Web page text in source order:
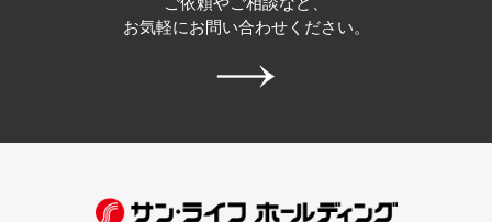
お気軽にお問い合わせください。